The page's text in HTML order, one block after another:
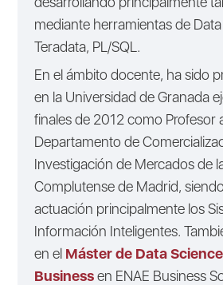
mediante herramientas de
Teradata, PL/SQL.
En el ámbito docente, ha sido
en la Universidad de Granada
finales de 2012 como Profesor
Departamento de
Investigación de Mercados de
Complutense de Madrid,
actuación principalmente los
Información Inteligentes.
en el Máster de Data
Businessen ENAE Business